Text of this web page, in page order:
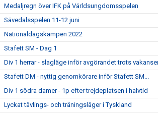
Medaljregn över IFK på Världsungdomsspelen
Sävedalsspelen 11-12 juni
Nationaldagskampen 2022
Stafett SM - Dag 1
Div 1 herrar - slagläge inför avgörandet trots
Stafett DM - nyttig genomkörare inför Stafett SM...
Div 1 södra damer - 1p efter trejdeplatsen i halvtid
Lyckat tävlings- och träningsläger i Tyskland